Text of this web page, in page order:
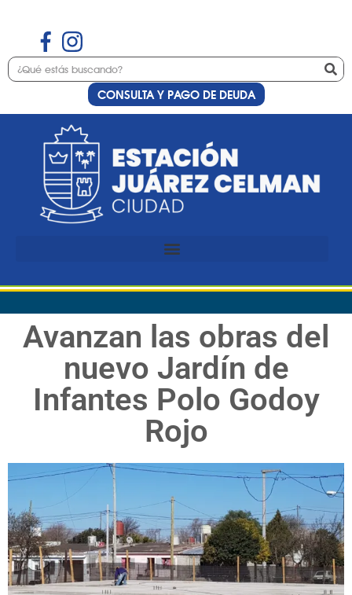
CONSULTA Y PAGO DE DEUDA
Avanzan las obras del
nuevo Jardín de
Infantes Polo Godoy
Rojo